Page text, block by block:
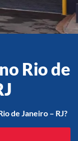
Teresópolis – RJ
Garagem de
Rio de
de Janeiro – RJ?